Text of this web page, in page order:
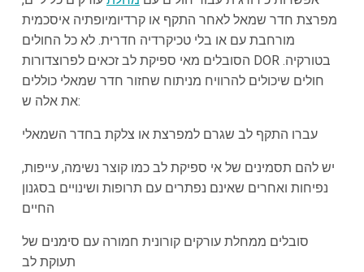
מפרצת חדר שמאל לאחר התקף או קרדיומיופתיה איסכמית
מורחבת עם או בלי טכיקרדיה חדרית. לא כל החולים
הסובלים מאי ספיקת לב זכאים לפרוצדורות DOR בטורקיה.
חולים שיכולים להרוויח מניתוח שחזור חדר שמאלי כוללים
את אלה ש:
עברו התקף לב שגרם למפרצת או צלקת בחדר השמאלי
יש להם תסמינים של אי ספיקת לב כמו קוצר נשימה, עייפות,
נפיחות ואחרים שאינם נפתרים עם תרופות ושינויים בסגנון
החיים
סובלים ממחלת עורקים קורונית חמורה עם סימנים של
תעוקת לב